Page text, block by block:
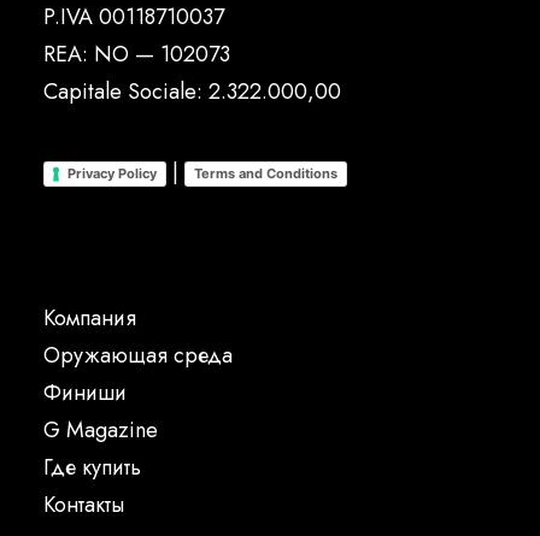
P.IVA 00118710037
REA: NO — 102073
Capitale Sociale: 2.322.000,00
Privacy Policy | Terms and Conditions
Компания
Oружающая среда
Финиши
G Magazine
Где купить
Контакты